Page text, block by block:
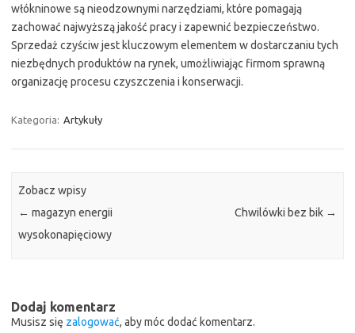
włókninowe są nieodzownymi narzędziami, które pomagają
zachować najwyższą jakość pracy i zapewnić bezpieczeństwo.
Sprzedaż czyściw jest kluczowym elementem w dostarczaniu tych
niezbędnych produktów na rynek, umożliwiając firmom sprawną
organizację procesu czyszczenia i konserwacji.
Kategoria: Artykuły
Zobacz wpisy
← magazyn energii
wysokonapięciowy
Chwilówki bez bik →
Dodaj komentarz
Musisz się zalogować, aby móc dodać komentarz.